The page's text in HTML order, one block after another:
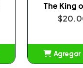
The King
Agregar